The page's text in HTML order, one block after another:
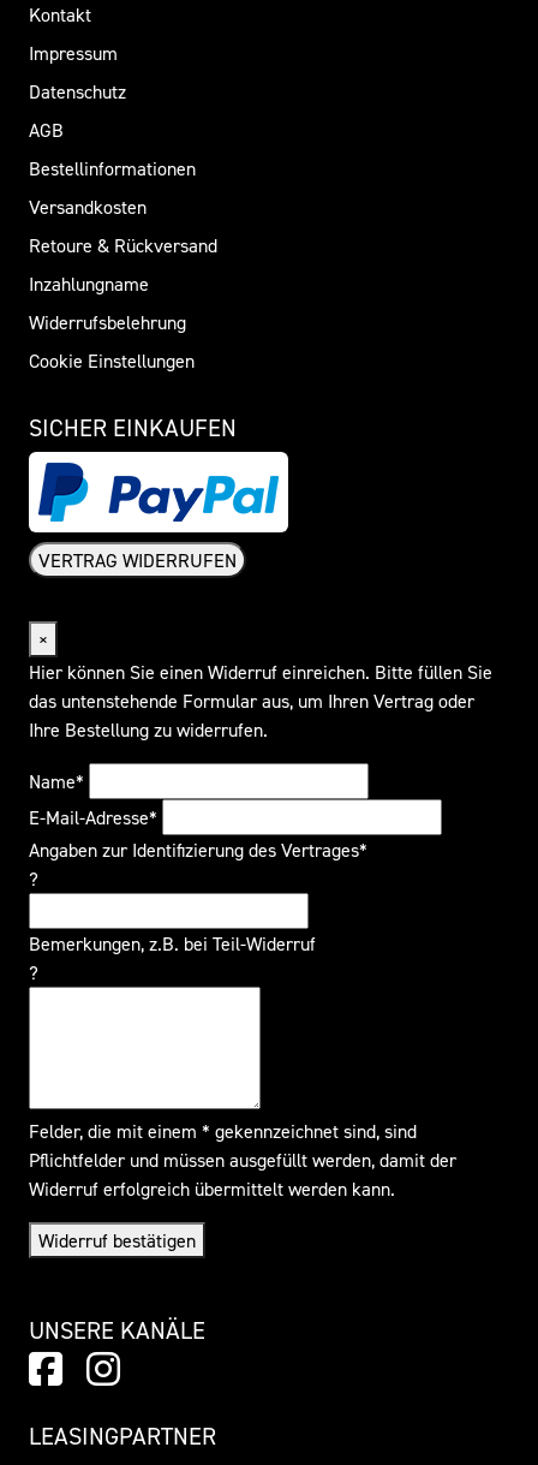
Kontakt
Impressum
Datenschutz
AGB
Bestellinformationen
Versandkosten
Retoure & Rückversand
Inzahlungname
Widerrufsbelehrung
Cookie Einstellungen
SICHER EINKAUFEN
VERTRAG WIDERRUFEN
×
Hier können Sie einen Widerruf einreichen. Bitte füllen Sie
das untenstehende Formular aus, um Ihren Vertrag oder
Ihre Bestellung zu widerrufen.
Name*
E-Mail-Adresse*
Angaben zur Identifizierung des Vertrages*
?
Bemerkungen, z.B. bei Teil-Widerruf
?
Felder, die mit einem * gekennzeichnet sind, sind
Pflichtfelder und müssen ausgefüllt werden, damit der
Widerruf erfolgreich übermittelt werden kann.
Widerruf bestätigen
UNSERE KANÄLE
LEASINGPARTNER